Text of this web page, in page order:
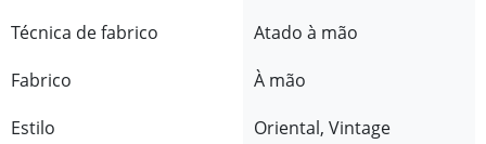
Técnica de fabrico
Atado à mão
Fabrico
À mão
Estilo
Oriental, Vintage